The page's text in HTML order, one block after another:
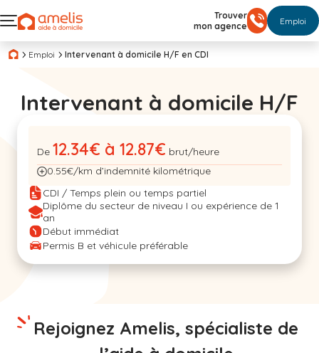
Trouver
mon agence
Emploi
Emploi Intervenant à domicile H/F en CDI
Intervenant à domicile H/F
De 12.34€ à 12.87€ brut/heure
0.55€/km d’indemnité kilométrique
CDI / Temps plein ou temps partiel
Diplôme du secteur de niveau I ou expérience de 1
an
Début immédiat
Permis B et véhicule préférable
Rejoignez Amelis, spécialiste de